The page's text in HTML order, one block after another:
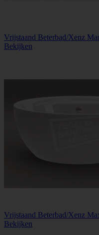
Vrijstaand Beterbad/Xenz
Bekijken
Vrijstaand Beterbad/Xenz
Bekijken